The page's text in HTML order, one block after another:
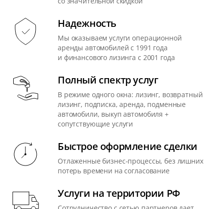
Надежность
Мы оказываем услуги операционной
аренды автомобилей с 1991 года
и финансового лизинга с 2001 года
Полный спектр услуг
В режиме одного окна: лизинг, возвратный
лизинг, подписка, аренда, подменные
автомобили, выкуп автомобиля +
сопутствующие услуги
Быстрое оформление сделки
Отлаженные бизнес-процессы, без лишних
потерь времени на согласование
Услуги на территории РФ